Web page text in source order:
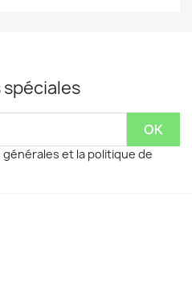
et la politique de